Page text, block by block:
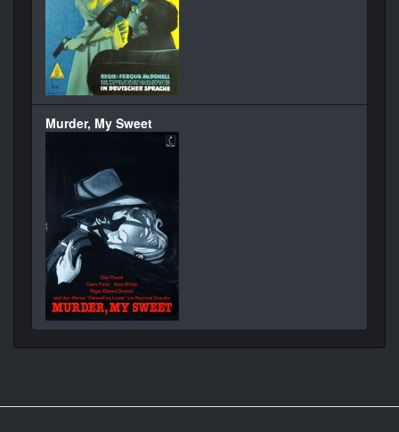
Murder, My Sweet